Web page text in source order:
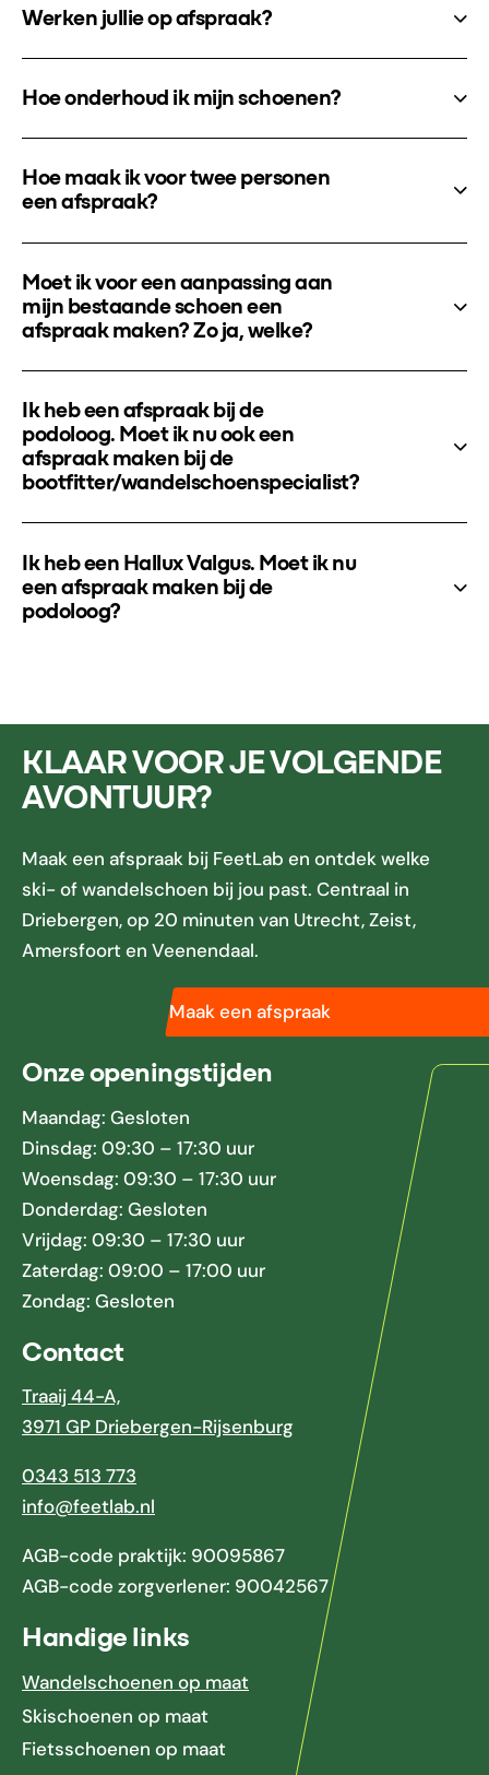
Werken jullie op afspraak?
Hoe onderhoud ik mijn schoenen?
Hoe maak ik voor twee personen
een afspraak?
Moet ik voor een aanpassing aan
mijn bestaande schoen een
afspraak maken? Zo ja, welke?
Ik heb een afspraak bij de
podoloog. Moet ik nu ook een
afspraak maken bij de
bootfitter/wandelschoenspecialist?
Ik heb een Hallux Valgus. Moet ik nu
een afspraak maken bij de
podoloog?
KLAAR VOOR JE VOLGENDE
AVONTUUR?
Maak een afspraak bij FeetLab en ontdek welke
ski- of wandelschoen bij jou past. Centraal in
Driebergen, op 20 minuten van Utrecht, Zeist,
Amersfoort en Veenendaal.
Maak een afspraak
Onze openingstijden
Maandag: Gesloten
Dinsdag: 09:30 – 17:30 uur
Woensdag: 09:30 – 17:30 uur
Donderdag: Gesloten
Vrijdag: 09:30 – 17:30 uur
Zaterdag: 09:00 – 17:00 uur
Zondag: Gesloten
Contact
Traaij 44-A,
3971 GP Driebergen-Rijsenburg
0343 513 773
info@feetlab.nl
AGB-code praktijk: 90095867
AGB-code zorgverlener: 90042567
Handige links
Wandelschoenen op maat
Skischoenen op maat
Fietsschoenen op maat